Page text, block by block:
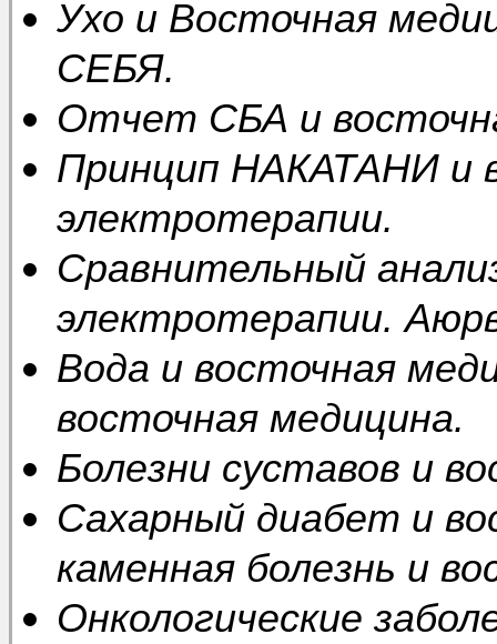
Ухо и Восточная
СЕБЯ.
Отчет СБА и
Принцип НАКАТАНИ и
электротерапии.
Сравнительный
электротерапии.
Вода и восточная
восточная медицина.
Болезни суставов и
Сахарный диабет и
каменная болезнь и
Онкологические